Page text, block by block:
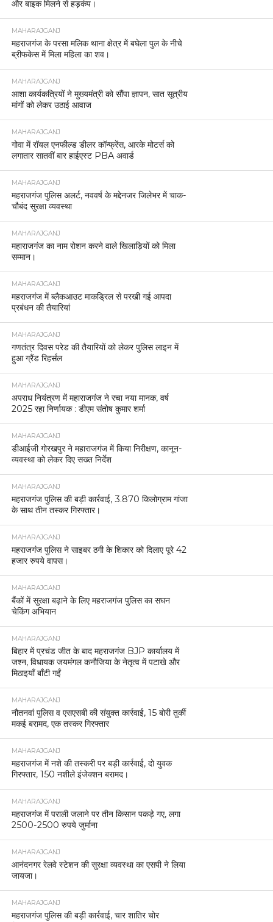
और बाइक मिलने से हड़कंप।
MAHARAJGANJ
महराजगंज के परसा मलिक थाना क्षेत्र में बघेला पुल के नीचे
ब्रीफकेस में मिला महिला का शव।
MAHARAJGANJ
आशा कार्यकत्रियों ने मुख्यमंत्री को सौंपा ज्ञापन, सात सूत्रीय
मांगों को लेकर उठाई आवाज
MAHARAJGANJ
गोवा में रॉयल एनफील्ड डीलर कॉन्फ्रेंस, आरके मोटर्स को
लगातार सातवीं बार हाईएस्ट PBA अवार्ड
MAHARAJGANJ
महराजगंज पुलिस अलर्ट, नववर्ष के मद्देनजर जिलेभर में चाक-
चौबंद सुरक्षा व्यवस्था
MAHARAJGANJ
महाराजगंज का नाम रोशन करने वाले खिलाड़ियों को मिला
सम्मान।
MAHARAJGANJ
महराजगंज में ब्लैकआउट माकड्रिल से परखी गई आपदा
प्रबंधन की तैयारियां
MAHARAJGANJ
गणतंत्र दिवस परेड की तैयारियों को लेकर पुलिस लाइन में
हुआ ग्रैंड रिहर्सल
MAHARAJGANJ
अपराध नियंत्रण में महाराजगंज ने रचा नया मानक, वर्ष
2025 रहा निर्णायक : डीएम संतोष कुमार शर्मा
MAHARAJGANJ
डीआईजी गोरखपुर ने महाराजगंज में किया निरीक्षण, कानून-
व्यवस्था को लेकर दिए सख्त निर्देश
MAHARAJGANJ
महराजगंज पुलिस की बड़ी कार्रवाई, 3.870 किलोग्राम गांजा
के साथ तीन तस्कर गिरफ्तार।
MAHARAJGANJ
महराजगंज पुलिस ने साइबर ठगी के शिकार को दिलाए पूरे 42
हजार रुपये वापस।
MAHARAJGANJ
बैंकों में सुरक्षा बढ़ाने के लिए महराजगंज पुलिस का सघन
चेकिंग अभियान
MAHARAJGANJ
बिहार में प्रचंड जीत के बाद महराजगंज BJP कार्यालय में
जश्न, विधायक जयमंगल कनौजिया के नेतृत्व में पटाखे और
मिठाइयाँ बाँटी गईं
MAHARAJGANJ
नौतनवां पुलिस व एसएसबी की संयुक्त कार्रवाई, 15 बोरी तुर्की
मकई बरामद, एक तस्कर गिरफ्तार
MAHARAJGANJ
महराजगंज में नशे की तस्करी पर बड़ी कार्रवाई, दो युवक
गिरफ्तार, 150 नशीले इंजेक्शन बरामद।
MAHARAJGANJ
महराजगंज में पराली जलाने पर तीन किसान पकड़े गए, लगा
2500-2500 रुपये जुर्माना
MAHARAJGANJ
आनंदनगर रेलवे स्टेशन की सुरक्षा व्यवस्था का एसपी ने लिया
जायजा।
MAHARAJGANJ
महराजगंज पुलिस की बड़ी कार्रवाई, चार शातिर चोर